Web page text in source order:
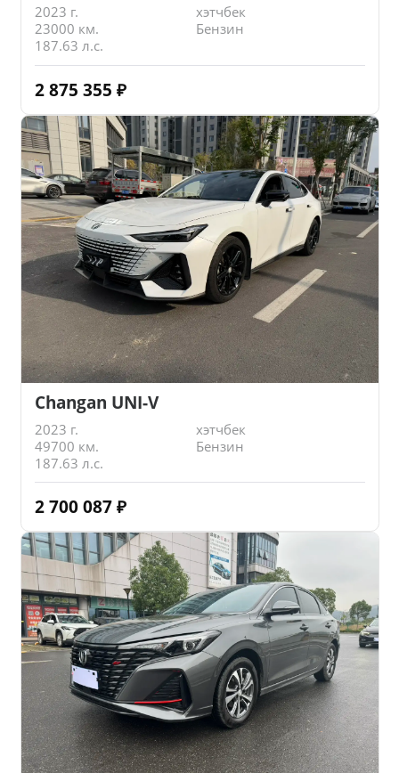
2023 г.
хэтчбек
23000 км.
Бензин
187.63 л.с.
2 875 355 ₽
Changan UNI-V
2023 г.
хэтчбек
49700 км.
Бензин
187.63 л.с.
2 700 087 ₽